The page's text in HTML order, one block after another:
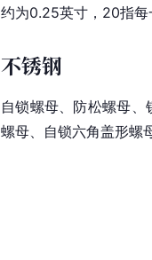
约为0.25英寸，20指
不锈钢
自锁螺母、防松螺母
螺母、自锁六角盖形螺